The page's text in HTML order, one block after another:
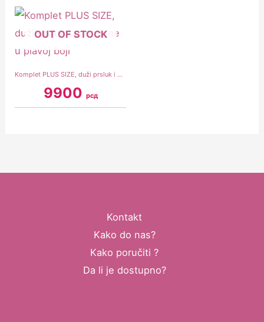
OUT OF STOCK
Komplet PLUS SIZE, duži prsluk i pantalone u plavoj boji
9900 рсд
Kontakt
Kako do nas?
Kako poručiti ?
Da li je dostupno?